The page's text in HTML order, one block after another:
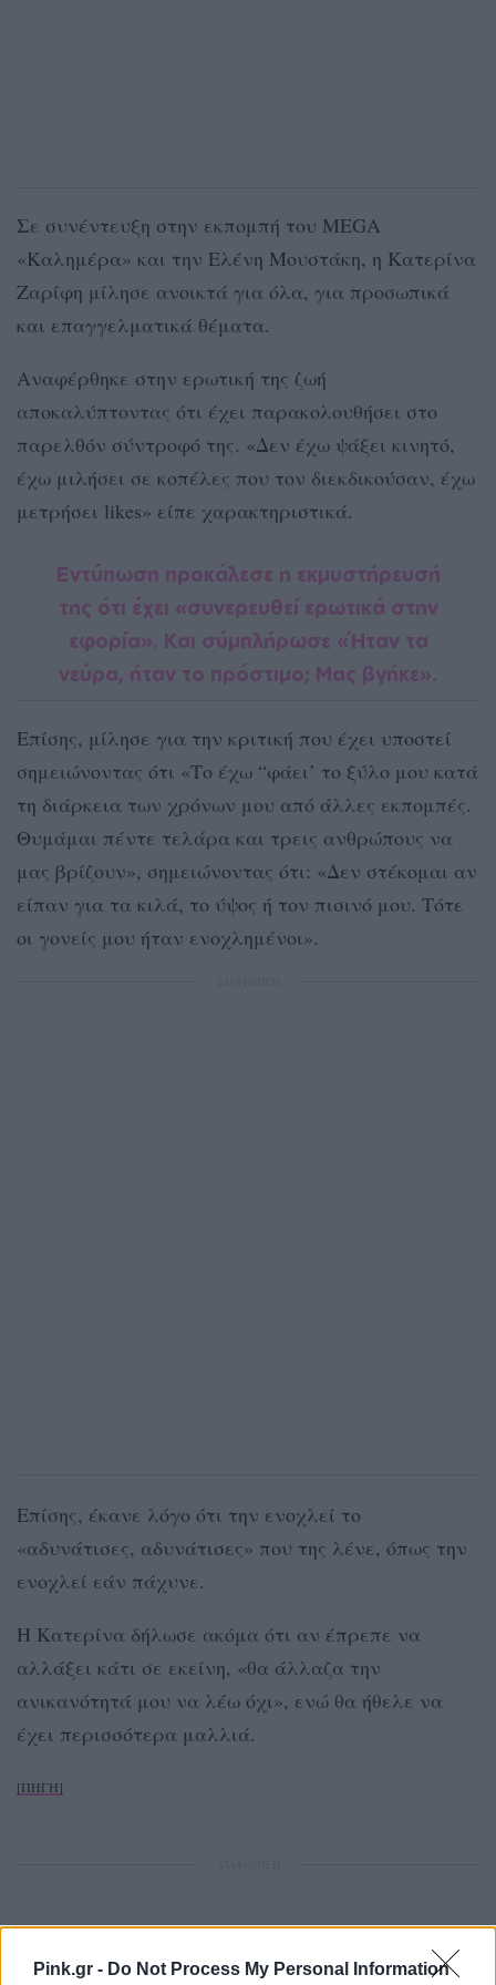
Pink.gr - Do Not Process My Personal Information
Σε συνέντευξη στην εκπομπή του MEGA
«Καλημέρα» και την Ελένη Μουστάκη, η Κατερίνα
Ζαρίφη μίλησε ανοικτά για όλα, για προσωπικά
και επαγγελματικά θέματα.
Αναφέρθηκε στην ερωτική της ζωή
αποκαλύπτοντας ότι έχει παρακολουθήσει στο
παρελθόν σύντροφό της. «Δεν έχω ψάξει κινητό,
έχω μιλήσει σε κοπέλες που τον διεκδικούσαν, έχω
μετρήσει likes» είπε χαρακτηριστικά.
Εντύπωση προκάλεσε η εκμυστήρευσή
της ότι έχει «συνερευθεί ερωτικά στην
εφορία». Και σύμπλήρωσε «Ήταν τα
νεύρα, ήταν το πρόστιμο; Μας βγήκε».
Επίσης, μίλησε για την κριτική που έχει υποστεί
σημειώνοντας ότι «Το έχω “φάει’ το ξύλο μου κατά
τη διάρκεια των χρόνων μου από άλλες εκπομπές.
Θυμάμαι πέντε τελάρα και τρεις ανθρώπους να
μας βρίζουν», σημειώνοντας ότι: «Δεν στέκομαι αν
είπαν για τα κιλά, το ύψος ή τον πισινό μου. Τότε
οι γονείς μου ήταν ενοχλημένοι».
Επίσης, έκανε λόγο ότι την ενοχλεί το
«αδυνάτισες, αδυνάτισες» που της λένε, όπως την
ενοχλεί εάν πάχυνε.
Η Κατερίνα δήλωσε ακόμα ότι αν έπρεπε να
αλλάξει κάτι σε εκείνη, «θα άλλαζα την
ανικανότητά μου να λέω όχι», ενώ θα ήθελε να
έχει περισσότερα μαλλιά.
[ΠΗΓΗ]